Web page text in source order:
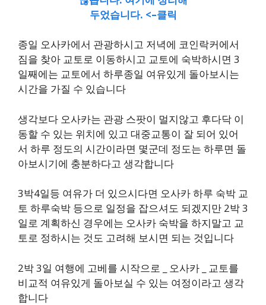
두었습니다. <–클릭
종일 오사카에서 관광하시고 저녁에 코인락커에서
짐을 찾아 교토로 이동하시고 교토에 숙박하시면 3
일째에는 교토에서 하루종일 여유있게 돌아보시는
시간을 가질 수 있습니다
생각보다 오사카는 관광 스팟이 멀지않고 후다닥 이
동할 수 있는 위치에 있고 대중교통이 잘 되어 있어
서 하루 정도의 시간이라면 몇군데 정도는 하루면 돌
아보시기에 충분하다고 생각합니다
3박4일등 여유가 더 있으시다면 오사카 하루 숙박 교
토 하루숙박 등으로 일정을 잡으셔도 되겠지만 2박 3
일로 계획하신 경우에는 오사카 숙박을 하지말고 교
토로 정하시는 것도 고려해 보시면 되는 것입니다
2박 3일 여행에 고베를 시작으로 _ 오사카 _ 교토를
비교적 여유있게 돌아보실 수 있는 여정이라고 생각
합니다